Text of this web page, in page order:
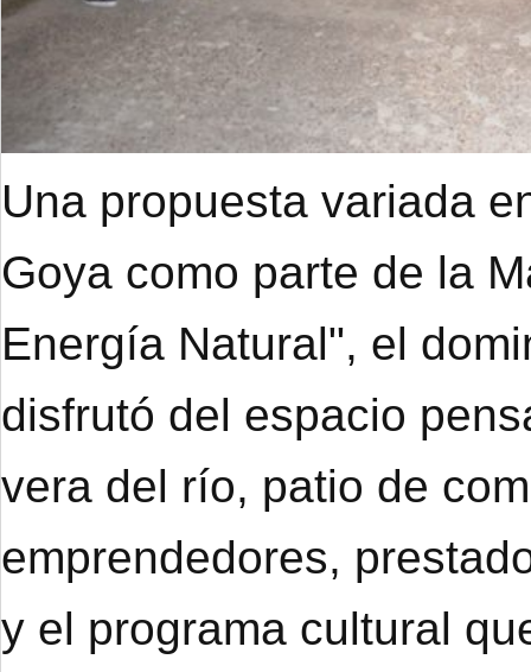
Una propuesta variada
Goya como parte de la
Energía Natural", el
disfrutó del espacio
vera del río, patio de
emprendedores,
y el programa cultural